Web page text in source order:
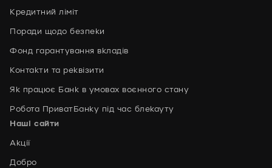
Кредитний ліміт
Поради щодо безпеки
Фонд гарантування вкладів
Контакти та реквізити
Як працює Банк в умовах воєнного стану
Робота ПриватБанку під час блекауту
Наші сайти
Акції
Добро